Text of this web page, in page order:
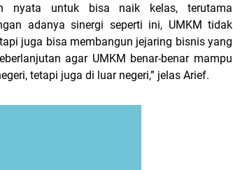
nyata untuk bisa naik kelas, terutama
adanya sinergi seperti ini, UMKM tidak
juga bisa membangun jejaring bisnis yang
agar UMKM benar-benar mampu
tetapi juga di luar negeri,” jelas Arief.